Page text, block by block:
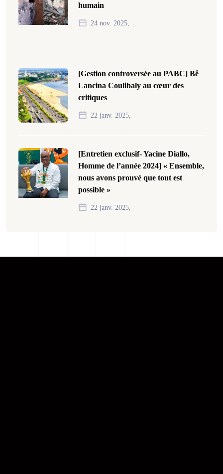
humain
24 nov. 2025,
[Gestion controversée au PABC] Bê
Lancina Coulibaly au cœur des
critiques
22 janv. 2025,
[Entretien exclusif- Yacine Diallo,
Homme de l’année 2024] « Ensemble,
nous avons prouvé que tout est
possible »
22 janv. 2025,